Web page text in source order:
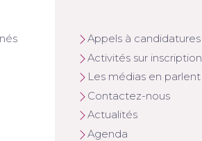
Appels à candidatures
Activités sur inscription
Les médias en parlent
Contactez-nous
Actualités
Agenda